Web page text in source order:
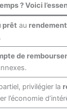
? Voici
prêt au
de
privilégier la
l’économie